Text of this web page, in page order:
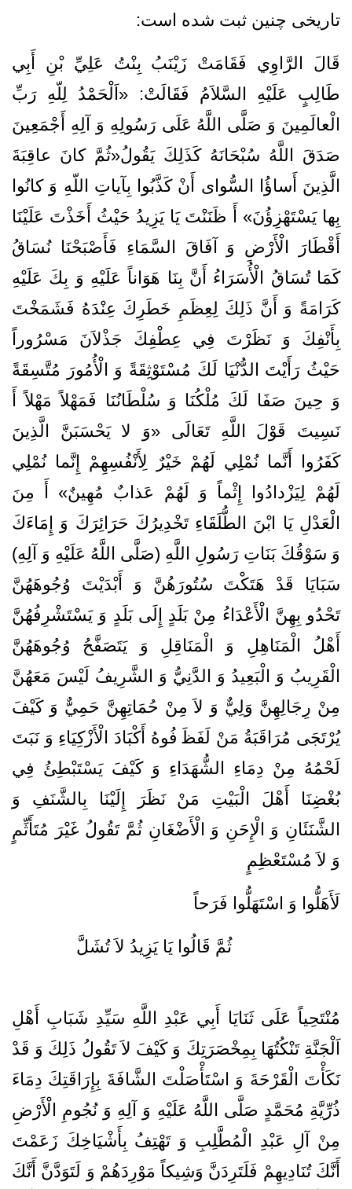
تاریخی چنین ثبت شده است:
قَالَ‌ الرَّاوِي فَقَامَتْ‌ زَيْنَبُ‌ بِنْتُ‌ عَلِيِّ‌ بْنِ‌ أَبِي
طَالِبٍ‌ عَلَيْهِ‌ السَّلاَمُ‌ فَقَالَتْ:‌ «اَلْحَمْدُ لِلّهِ‌ رَبِّ‌
الْعالَمِينَ ‌وَ صَلَّى اللَّهُ‌ عَلَى رَسُولِهِ‌ وَ آلِهِ‌ أَجْمَعِينَ‌
صَدَقَ‌ اللَّهُ‌ سُبْحَانَهُ‌ كَذَلِكَ‌ يَقُولُ‌«ثُمَّ‌ كانَ‌ عاقِبَةَ‌
الَّذِينَ‌ أَساؤُا السُّواى‌ أَنْ‌ كَذَّبُوا بِآياتِ‌ اللّهِ‌ وَ كانُوا
بِها يَسْتَهْزِؤُنَ» أَ ظَنَنْتَ‌ يَا يَزِيدُ حَيْثُ‌ أَخَذْتَ‌ عَلَيْنَا
أَقْطَارَ الْأَرْضِ‌ وَ آفَاقَ‌ السَّمَاءِ فَأَصْبَحْنَا نُسَاقُ‌
كَمَا تُسَاقُ‌ الْأُسَرَاءُ أَنَّ‌ بِنَا هَوَاناً عَلَيْهِ‌ وَ بِكَ‌ عَلَيْهِ‌
كَرَامَةً‌ وَ أَنَّ‌ ذَلِكَ‌ لِعِظَمِ‌ خَطَرِكَ‌ عِنْدَهُ‌ فَشَمَخْتَ‌
بِأَنْفِكَ‌ وَ نَظَرْتَ‌ فِي عِطْفِكَ‌ جَذْلاَنَ‌ مَسْرُوراً
حَيْثُ‌ رَأَيْتَ‌ الدُّنْيَا لَكَ‌ مُسْتَوْثِقَةً‌ وَ الْأُمُورَ مُتَّسِقَةً‌
وَ حِينَ‌ صَفَا لَكَ‌ مُلْكُنَا وَ سُلْطَانُنَا فَمَهْلاً مَهْلاً أَ
نَسِيتَ‌ قَوْلَ‌ اللَّهِ‌ تَعَالَى «وَ لا يَحْسَبَنَّ الَّذِينَ‌
كَفَرُوا أَنَّما نُمْلِي لَهُمْ‌ خَيْرٌ لِأَنْفُسِهِمْ‌ إِنَّما نُمْلِي
لَهُمْ‌ لِيَزْدادُوا إِثْماً وَ لَهُمْ‌ عَذابٌ‌ مُهِينٌ» أَ مِنَ‌
الْعَدْلِ‌ يَا ابْنَ‌ الطُّلَقَاءِ تَخْدِيرُكَ‌ حَرَائِرَكَ‌ وَ إِمَاءَكَ‌
وَ سَوْقُكَ‌ بَنَاتِ‌ رَسُولِ‌ اللَّهِ‌ (صَلَّى اللَّهُ‌ عَلَيْهِ‌ وَ آلِهِ‌)
سَبَايَا قَدْ هَتَكْتَ‌ سُتُورَهُنَّ‌ وَ أَبْدَيْتَ‌ وُجُوهَهُنَّ‌
تَحْدُو بِهِنَّ‌ الْأَعْدَاءُ مِنْ‌ بَلَدٍ إِلَى بَلَدٍ وَ يَسْتَشْرِفُهُنَّ‌
أَهْلُ‌ الْمَنَاهِلِ‌ وَ الْمَنَاقِلِ‌ وَ يَتَصَفَّحُ‌ وُجُوهَهُنَّ‌
الْقَرِيبُ‌ وَ الْبَعِيدُ وَ الدَّنِيُّ‌ وَ الشَّرِيفُ‌ لَيْسَ‌ مَعَهُنَّ‌
مِنْ‌ رِجَالِهِنَّ‌ وَلِيٌّ‌ وَ لاَ مِنْ‌ حُمَاتِهِنَّ‌ حَمِيٌّ‌ وَ كَيْفَ‌
يُرْتَجَى مُرَاقَبَةُ‌ مَنْ‌ لَفَظَ‍‌ فُوهُ‌ أَكْبَادَ الْأَزْكِيَاءِ وَ نَبَتَ‌
لَحْمُهُ‌ مِنْ‌ دِمَاءِ الشُّهَدَاءِ وَ كَيْفَ‌ يَسْتَبْطِئُ‌ فِي
بُغْضِنَا أَهْلَ‌ الْبَيْتِ‌ مَنْ‌ نَظَرَ إِلَيْنَا بِالشَّنَفِ‌ وَ
الشَّنَئَانِ‌ وَ الْإِحَنِ‌ وَ الْأَضْغَانِ‌ ثُمَّ‌ تَقُولُ‌ غَيْرَ مُتَأَثِّمٍ‌
وَ لاَ مُسْتَعْظِمٍ‌
لَأَهَلُّوا وَ اسْتَهَلُّوا فَرَحاً
ثُمَّ‌ قَالُوا يَا يَزِيدُ لاَ تُشَلَّ‌
مُنْتَحِياً عَلَى ثَنَايَا أَبِي عَبْدِ اللَّهِ‌ سَيِّدِ شَبَابِ‌ أَهْلِ‌
اَلْجَنَّةِ‌ تَنْكُتُهَا بِمِخْصَرَتِكَ‌ وَ كَيْفَ‌ لاَ تَقُولُ‌ ذَلِكَ‌ وَ قَدْ
نَكَأْتَ‌ الْقَرْحَةَ‌ وَ اسْتَأْصَلْتَ‌ الشَّافَةَ‌ بِإِرَاقَتِكَ‌ دِمَاءَ
ذُرِّيَّةِ‌ مُحَمَّدٍ صَلَّى اللَّهُ‌ عَلَيْهِ‌ وَ آلِهِ‌ وَ نُجُومِ‌ الْأَرْضِ‌
مِنْ‌ آلِ‌ عَبْدِ الْمُطَّلِبِ‌ وَ تَهْتِفُ‌ بِأَشْيَاخِكَ‌ زَعَمْتَ‌
أَنَّكَ‌ تُنَادِيهِمْ‌ فَلَتَرِدَنَّ‌ وَشِيكاً مَوْرِدَهُمْ‌ وَ لَتَوَدَّنَّ‌ أَنَّكَ‌